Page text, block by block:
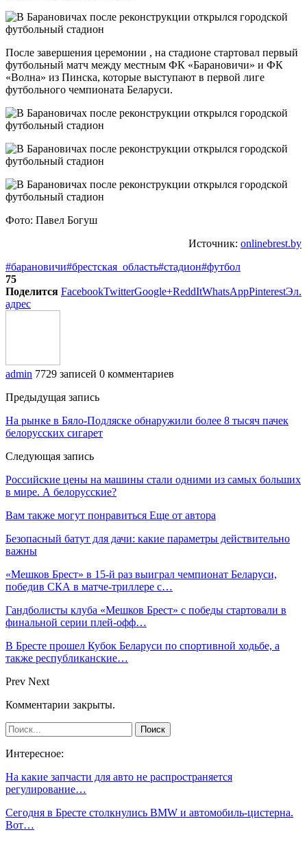
После завершения церемонии , на стадионе стартовал первый
футбольный матч между местным ФК «Барановичи» и ФК
«Волна» из Пинска, которые выступают в первой лиге
футбольного чемпионата Беларуси.
Фото: Павел Богуш
Источник: onlinebrest.by
#барановичи#брестская_область#стадион#футбол
75
Поделится FacebookTwitterGoogle+ReddItWhatsAppPinterestЭл.
адрес
admin 7729 записей 0 комментариев
Предыдущая запись
На рынке в Бяло-Подляске обнаружили более 8 тысяч пачек
белорусских сигарет
Следующая запись
Российские цены на машины стали одними из самых больших
в мире. А белорусские?
Вам также могут понравиться Еще от автора
Безопасный батут для дачи: какие параметры действительно
важны
«Мешков Брест» в 15-й раз выиграл чемпионат Беларуси,
победив СКА в матче-триллере с…
Гандболисты клуба «Мешков Брест» с победы стартовали в
финальной серии плей-офф…
В Бресте прошел Кубок Беларуси по спортивной ходьбе, а
также республиканские…
Prev Next
Комментарии закрыты.
Интересное:
На какие запчасти для авто не распространяется
регулирование…
Сегодня в Бресте столкнулись BMW и автомобиль-цистерна.
Вот…